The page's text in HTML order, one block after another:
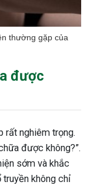
thường gặp của
được
rất nghiêm trọng.
được không?”.
sớm và khắc
truyền không chỉ